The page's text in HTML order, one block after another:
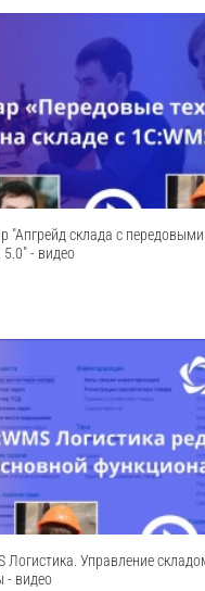
"Апгрейд склада с
5.0" - видео
Логистика. Управление
- видео